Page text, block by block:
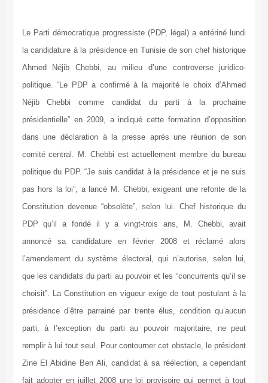
Le Parti démocratique progressiste (PDP, légal) a entériné lundi
la candidature à la présidence en Tunisie de son chef historique
Ahmed Néjib Chebbi, au milieu d’une controverse juridico-
politique. “Le PDP a confirmé à la majorité le choix d’Ahmed
Néjib Chebbi comme candidat du parti à la prochaine
présidentielle” en 2009, a indiqué cette formation d’opposition
dans une déclaration à la presse après une réunion de son
comité central. M. Chebbi est actuellement membre du bureau
politique du PDP. “Je suis candidat à la présidence et je ne suis
pas hors la loi”, a lancé M. Chebbi, exigeant une refonte de la
Constitution devenue “obsolète”, selon lui. Chef historique du
PDP qu’il a fondé il y a vingt-trois ans, M. Chebbi, avait
annoncé sa candidature en février 2008 et réclamé alors
l’amendement du système électoral, qui n’autorise, selon lui,
que les candidats du parti au pouvoir et les “concurrents qu’il se
choisit”. La Constitution en vigueur exige de tout postulant à la
présidence d’être parrainé par trente élus, condition qu’aucun
parti, à l’exception du parti au pouvoir majoritaire, ne peut
remplir à lui tout seul. Pour contourner cet obstacle, le président
Zine El Abidine Ben Ali, candidat à sa réélection, a cependant
fait adopter en juillet 2008 une loi provisoire qui permet à tout